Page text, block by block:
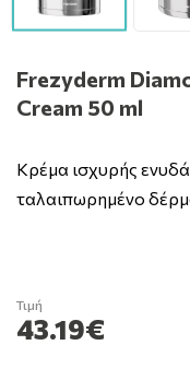
Frezyderm
Cream 50 ml
Κρέμα ισχυρής
ταλαιπωρημένο
Τιμή
43.19€